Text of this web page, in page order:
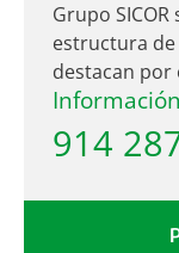
Grupo
estructura
destacan por
914